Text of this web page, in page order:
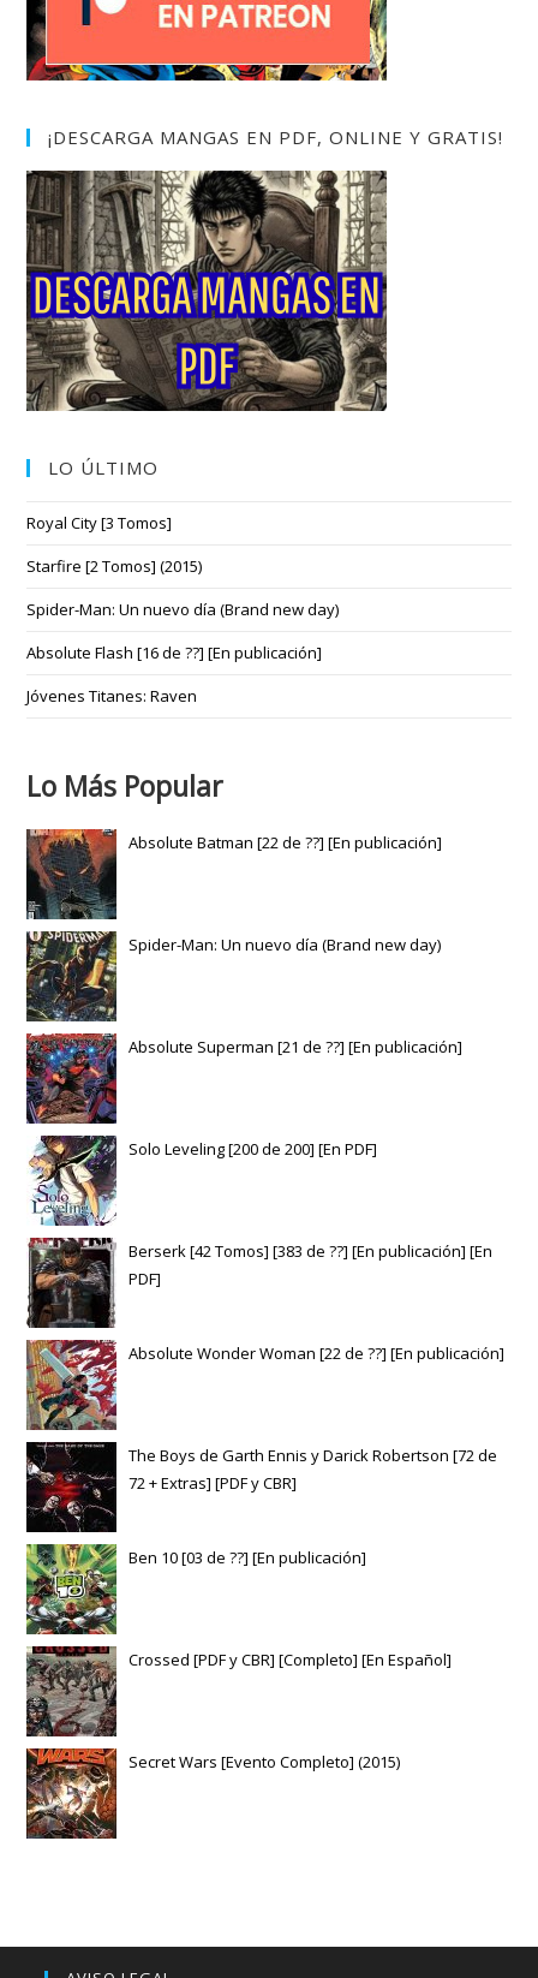
¡DESCARGA MANGAS EN PDF, ONLINE Y GRATIS!
LO ÚLTIMO
Royal City [3 Tomos]
Starfire [2 Tomos] (2015)
Spider-Man: Un nuevo día (Brand new day)
Absolute Flash [16 de ??] [En publicación]
Jóvenes Titanes: Raven
Lo Más Popular
Absolute Batman [22 de ??] [En publicación]
Spider-Man: Un nuevo día (Brand new day)
Absolute Superman [21 de ??] [En publicación]
Solo Leveling [200 de 200] [En PDF]
Berserk [42 Tomos] [383 de ??] [En publicación] [En
PDF]
Absolute Wonder Woman [22 de ??] [En publicación]
The Boys de Garth Ennis y Darick Robertson [72 de
72 + Extras] [PDF y CBR]
Ben 10 [03 de ??] [En publicación]
Crossed [PDF y CBR] [Completo] [En Español]
Secret Wars [Evento Completo] (2015)